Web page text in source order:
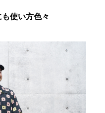
使い方色々